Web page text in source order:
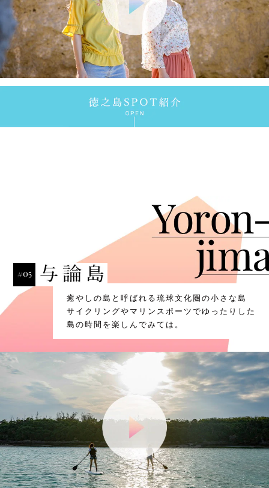
癒やしの島と呼ばれる琉球文化圏の小さな島
サイクリングやマリンスポーツでゆったりした
島の時間を楽しんでみては。